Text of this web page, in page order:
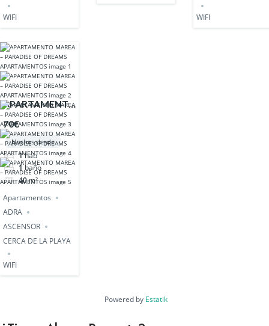
WIFI WIFI
APARTAMENTO
MAREA –
PARADISE OF
DREAMS
APARTAMENTOS
70€
Noches desde
1hab
1 baño
40m²
Apartamentos
ADRA
ASCENSOR
CERCA DE LA PLAYA
WIFI
Powered by Estatik